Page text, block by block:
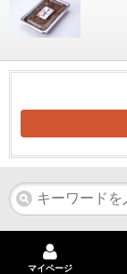
マイページ